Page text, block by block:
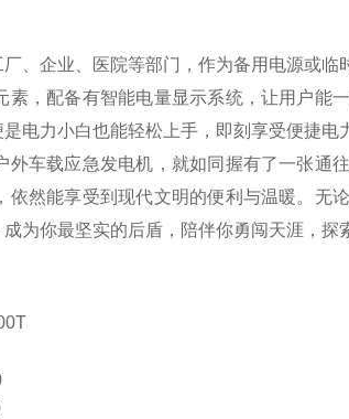
、企业、医院等部门，作为备用电源或临
，配备有智能电量显示系统，让用户能
电力小白也能轻松上手，即刻享受便捷电
车载应急发电机，就如同握有了一张通
然能享受到现代文明的便利与温暖。无
为你最坚实的后盾，陪伴你勇闯天涯，探